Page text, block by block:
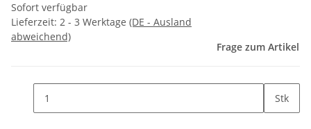
Sofort verfügbar
Lieferzeit: 2 - 3 Werktage (DE - Ausland
abweichend)
Frage zum Artikel
Stk